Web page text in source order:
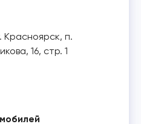
Красноярск, п.
16, стр. 1